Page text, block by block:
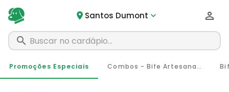
Santos Dumont
Promoções Especiais Combos - Bife Artesanal De 100g